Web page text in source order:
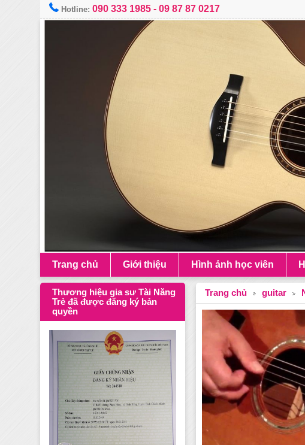
Hotline:090 333 1985 -09 87 87 0217
Trang chủ Giới thiệu Hình ảnh học viên
Trang chủ guitar
Thương hiệu gia sư Tài Năng
Trẻ đã được đăng ký bản
quyền